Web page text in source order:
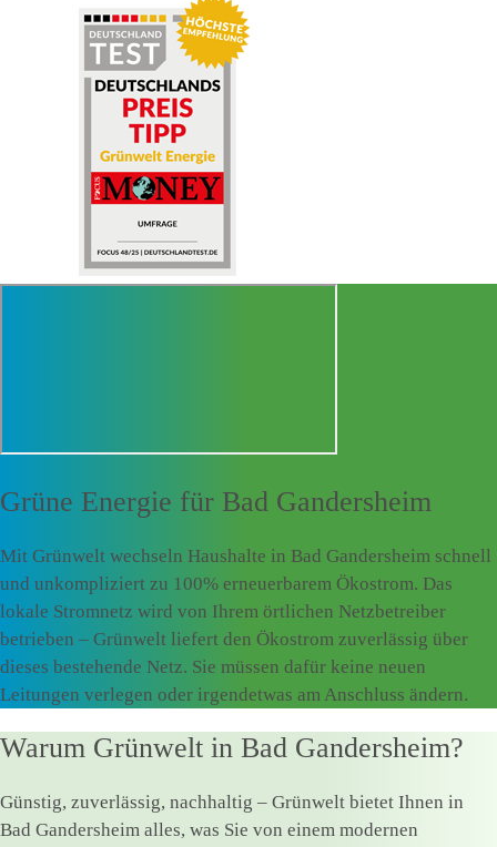
Grüne Energie für Bad Gandersheim
Mit Grünwelt wechseln Haushalte in Bad Gandersheim schnell
und unkompliziert zu 100% erneuerbarem Ökostrom. Das
lokale Stromnetz wird von Ihrem örtlichen Netzbetreiber
betrieben – Grünwelt liefert den Ökostrom zuverlässig über
dieses bestehende Netz. Sie müssen dafür keine neuen
Leitungen verlegen oder irgendetwas am Anschluss ändern.
Warum Grünwelt in Bad Gandersheim?
Günstig, zuverlässig, nachhaltig – Grünwelt bietet Ihnen in
Bad Gandersheim alles, was Sie von einem modernen